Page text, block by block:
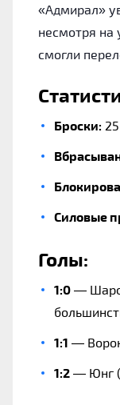
«Адмирал»
несмотря на
смогли
Броски:
Силовые
Голы:
1:0 —
1:1 —
1:2 — Юнг